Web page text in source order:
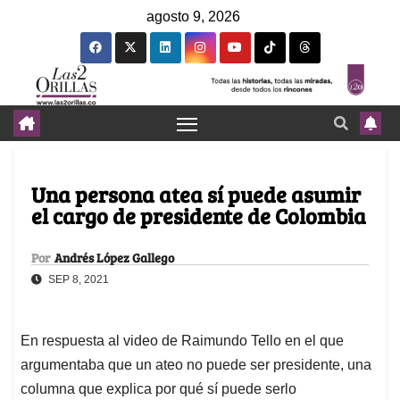
agosto 9, 2026
Una persona atea sí puede asumir
el cargo de presidente de Colombia
Por Andrés López Gallego
SEP 8, 2021
En respuesta al video de Raimundo Tello en el que
argumentaba que un ateo no puede ser presidente, una
columna que explica por qué sí puede serlo